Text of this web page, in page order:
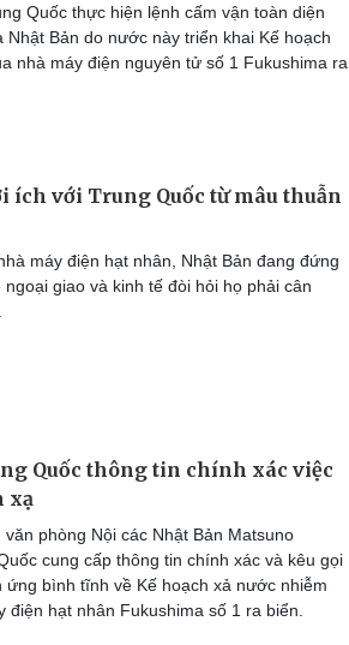
Quốc thực hiện lệnh cấm vận toàn diện
Nhật Bản do nước này triển khai Kế hoạch
nhà máy điện nguyên tử số 1 Fukushima ra
ích với Trung Quốc từ mâu thuẫn
máy điện hạt nhân, Nhật Bản đang đứng
giao và kinh tế đòi hỏi họ phải cân
Quốc thông tin chính xác việc
xạ
phòng Nội các Nhật Bản Matsuno
cung cấp thông tin chính xác và kêu gọi
ứng bình tĩnh về Kế hoạch xả nước nhiễm
hạt nhân Fukushima số 1 ra biển.